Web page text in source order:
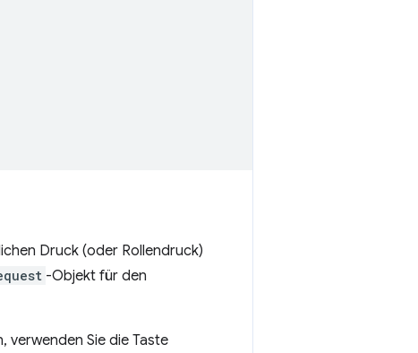
Druck (oder Rollendruck)
-Objekt für den
verwenden Sie die Taste